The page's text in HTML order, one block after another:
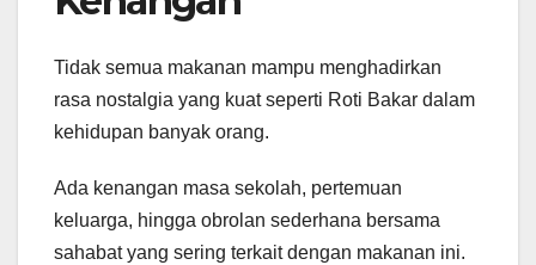
Tidak semua makanan mampu menghadirkan
rasa nostalgia yang kuat seperti Roti Bakar dalam
kehidupan banyak orang.
Ada kenangan masa sekolah, pertemuan
keluarga, hingga obrolan sederhana bersama
sahabat yang sering terkait dengan makanan ini.